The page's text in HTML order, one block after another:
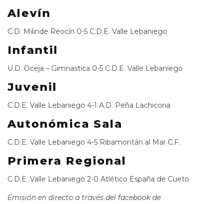
Alevín
C.D. Milinde Reocín 0-5 C.D.E. Valle Lebaniego
Infantil
U.D. Oceja – Gimnastica 0-5 C.D.E. Valle Lebaniego
Juvenil
C.D.E. Valle Lebaniego 4-1 A.D. Peña Lachicoria
Autonómica Sala
C.D.E. Valle Lebaniego 4-5 Ribamontán al Mar C.F.
Primera Regional
C.D.E. Valle Lebaniego 2-0 Atlético España de Cueto
Emisión en directo a través del facebook de